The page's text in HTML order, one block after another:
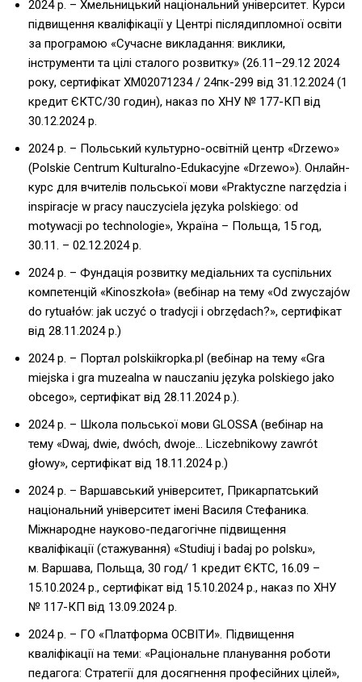
2024 р. – Хмельницький національний університет. Курси
підвищення кваліфікації у Центрі післядипломної освіти
за програмою «Сучасне викладання: виклики,
інструменти та цілі сталого розвитку» (26.11–29.12 2024
року, сертифікат ХМ02071234 / 24пк-299 від 31.12.2024 (1
кредит ЄКТС/30 годин), наказ по ХНУ № 177-КП від
30.12.2024 р.
2024 р. – Польський культурно-освітній центр «Drzewo»
(Polskie Centrum Kulturalno-Edukacyjne «Drzewo»). Онлайн-
курс для вчителів польської мови «Praktyczne narzędzia i
inspiracje w pracy nauczyciela języka polskiego: od
motywacji po technologie», Україна – Польща, 15 год,
30.11. – 02.12.2024 р.
2024 р. – Фундація розвитку медіальних та суспільних
компетенцій «Kinoszkoła» (вебінар на тему «Od zwyczajów
do rytuałów: jak uczyć o tradycji i obrzędach?», сертифікат
від 28.11.2024 р.)
2024 р. – Портал polskiikropka.pl (вебінар на тему «Gra
miejska i gra muzealna w nauczaniu języka polskiego jako
obcego», cертифікат від 28.11.2024 р.).
2024 р. – Школа польської мови GLOSSA (вебінар на
тему «Dwaj, dwie, dwóch, dwoje… Liczebnikowy zawrót
głowy», сертифікат від 18.11.2024 р.)
2024 р. – Варшавський університет, Прикарпатський
національний університет імені Василя Стефаника.
Міжнародне науково-педагогічне підвищення
кваліфікації (стажування) «Studiuj і badaj po polsku»,
м. Варшава, Польща, 30 год/ 1 кредит ЄКТС, 16.09 –
15.10.2024 р., сертифікат від 15.10.2024 р., наказ по ХНУ
№ 117-КП від 13.09.2024 р.
2024 р. – ГО «Платформа ОСВІТИ». Підвищення
кваліфікації на теми: «Раціональне планування роботи
педагога: Стратегії для досягнення професійних цілей»,